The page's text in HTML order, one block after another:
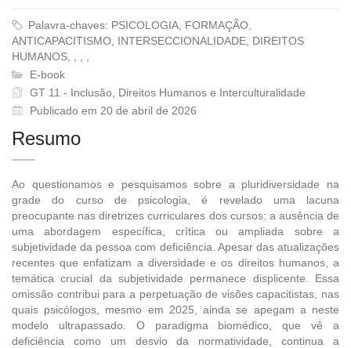
Palavra-chaves: PSICOLOGIA, FORMAÇÃO,
ANTICAPACITISMO, INTERSECCIONALIDADE, DIREITOS
HUMANOS, , , ,
E-book
GT 11 - Inclusão, Direitos Humanos e Interculturalidade
Publicado em 20 de abril de 2026
Resumo
Ao questionamos e pesquisamos sobre a pluridiversidade na
grade do curso de psicologia, é revelado uma lacuna
preocupante nas diretrizes curriculares dos cursos: a ausência de
uma abordagem específica, crítica ou ampliada sobre a
subjetividade da pessoa com deficiência. Apesar das atualizações
recentes que enfatizam a diversidade e os direitos humanos, a
temática crucial da subjetividade permanece displicente. Essa
omissão contribui para a perpetuação de visões capacitistas, nas
quais psicólogos, mesmo em 2025, ainda se apegam a neste
modelo ultrapassado. O paradigma biomédico, que vê a
deficiência como um desvio da normatividade, continua a